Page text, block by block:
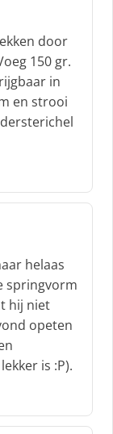
door
150 gr.
in
en strooi
helaas
springvorm
hij niet
opeten
is :P).